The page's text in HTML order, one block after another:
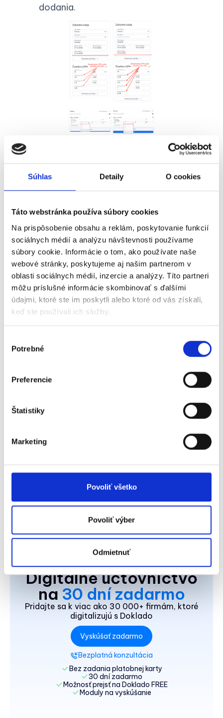
Súhlas Detaily O cookies
Táto webstránka používa súbory cookies
Na prispôsobenie obsahu a reklám, poskytovanie funkcií
sociálnych médií a analýzu návštevnosti používame
súbory cookie. Informácie o tom, ako používate naše
webové stránky, poskytujeme aj našim partnerom v
oblasti sociálnych médií, inzercie a analýzy. Títo partneri
môžu príslušné informácie skombinovať s ďalšími
údajmi, ktoré ste im poskytli alebo ktoré od vás získali,
keď ste používali ich služby.
súhlasu
Potrebné
Preferencie
Štatistiky
Marketing
Povoliť všetko
Povoliť výber
Odmietnuť
dodania.
fakturácia
Je potrebné si manuálne upraviť
systém nedokáže zistiť do akej
sadzby ma faktúry prestaviť.
Doklado nevystaví opakovanú
fakturáciu s dátumom dodania v
roku 2025 ak je na pravidel
opakovanej fakturácie nastavená
sadzba z roku 2024 (20%, 10%).
POHODA
sadzbami DPH.
KROS Omega
Postupujte podľausmernení od
KROS.
Digitálne účtovníctvo
na 30 dní zadarmo
Pridajte sa k viac ako 30 000+ firmám, ktoré
digitalizujú s Doklado
Vyskúšať zadarmo
Bezplatná konzultácia
Bez zadania platobnej karty
30 dní zadarmo
Možnosť prejsť na Doklado FREE
Moduly na vyskúšanie